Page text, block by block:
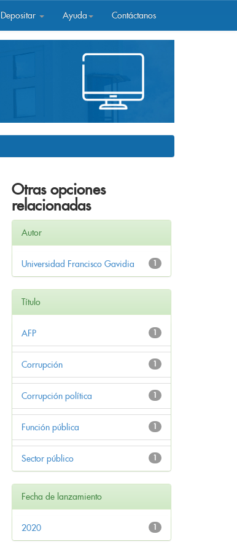
Depositar Ayuda Contáctanos
Otras opciones
relacionadas
Autor
1
Universidad Francisco Gavidia
Título
1
AFP
1
Corrupción
1
Corrupción política
1
Función pública
1
Sector público
Fecha de lanzamiento
1
2020